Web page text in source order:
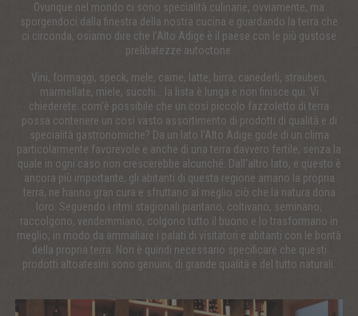
Ovunque nel mondo ci sono specialità culinarie, ovviamente, ma
sporgendoci dalla finestra della nostra cucina e guardando la terra che
ci circonda, osiamo dire che l’Alto Adige è il paese con le più gustose
prelibatezze autoctone.
Vini, formaggi, speck, mele, carne, latte, birra, canederli, strauben,
marmellate, miele, succhi… la lista è lunga e non finisce qui. Vi
chiederete: com’è possibile che un così piccolo fazzoletto di terra
possa contenere un così vasto assortimento di prodotti di qualità e di
specialità gastronomiche? Da un lato l’Alto Adige gode di un clima
particolarmente favorevole e anche di una terra davvero fertile, senza la
quale in ogni caso non crescerebbe alcunché. Dall’altro lato, e questo è
ancora più importante, gli abitanti di questa regione amano la propria
terra, ne hanno gran cura e sfruttano al meglio ciò che la natura dona
loro. Seguendo i ritmi stagionali piantano, coltivano, seminano,
raccolgono, vendemmiano, colgono tutto il buono e lo trasformano in
meglio, in modo da ammaliare i palati di visitatori e abitanti con le bontà
della propria terra. Non è quindi necessario specificare che questi
prodotti altoatesini sono genuini, di grande qualità e del tutto naturali.